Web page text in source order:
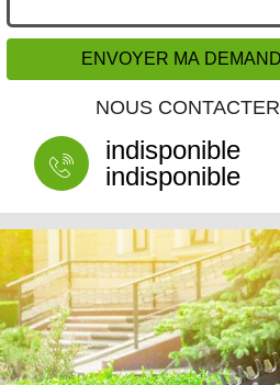
NOUS CONTACTER
indisponible
indisponible